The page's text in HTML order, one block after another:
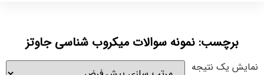
برچسب: نمونه سوالات میکروب شناسی جاوتز
نمایش یک نتیجه